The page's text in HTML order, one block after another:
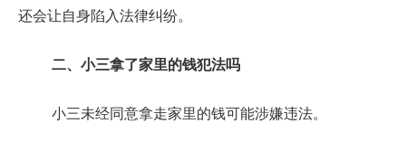
还会让自身陷入法律纠纷。
二、小三拿了家里的钱犯法吗
小三未经同意拿走家里的钱可能涉嫌违法。